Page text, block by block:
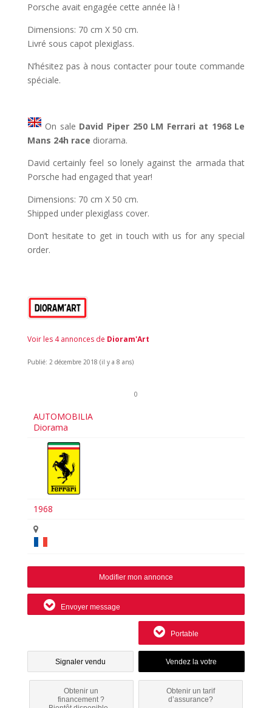
Porsche avait engagée cette année là !
Dimensions: 70 cm X 50 cm.
Livré sous capot plexiglass.
N’hésitez pas à nous contacter pour toute commande
spéciale.
On sale David Piper 250 LM Ferrari at 1968 Le
Mans 24h race diorama.
David certainly feel so lonely against the armada that
Porsche had engaged that year!
Dimensions: 70 cm X 50 cm.
Shipped under plexiglass cover.
Don’t hesitate to get in touch with us for any special
order.
Voir les 4 annonces de Dioram'Art
Publié: 2 décembre 2018 (il y a 8 ans)
0
AUTOMOBILIA
Diorama
1968
Modifier mon annonce
Envoyer message
Portable
Signaler vendu
Obtenir un
financement ?
Obtenir un tarif
d’assurance?